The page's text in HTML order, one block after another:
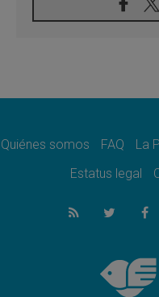
08.08.2026
León XIV
07.08.2026
07.08.2026
el
La
muertos en
Tagle: La
revelación
Quiénes somos FAQ La
Estatus legal